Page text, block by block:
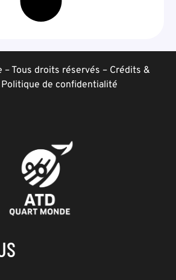
– Tous droits réservés – Crédits &
Politique de confidentialité